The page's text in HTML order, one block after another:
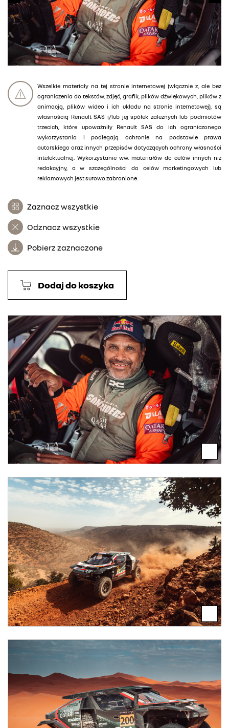
Wszelkie materiały na tej stronie internetowej (włącznie z, ale bez
ograniczenia do tekstów, zdjęć, grafik, plików dźwiękowych, plików z
animacją, plików wideo i ich układu na stronie internetowej), są
własnością Renault SAS i/lub jej spółek zależnych lub podmiotów
trzecich, które upoważniły Renault SAS do ich ograniczonego
wykorzystania i podlegają ochronie na podstawie prawa
autorskiego oraz innych przepisów dotyczących ochrony własności
intelektualnej. Wykorzystanie ww. materiałów do celów innych niż
redakcyjny, a w szczególności do celów marketingowych lub
reklamowych jest surowo zabronione.
Zaznacz wszystkie
Odznacz wszystkie
Pobierz zaznaczone
Dodaj do koszyka